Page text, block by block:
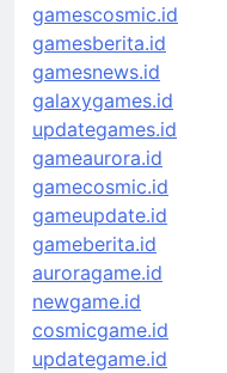
gamescosmic.id
gamesberita.id
gamesnews.id
galaxygames.id
updategames.id
gameaurora.id
gamecosmic.id
gameupdate.id
gameberita.id
auroragame.id
newgame.id
cosmicgame.id
updategame.id